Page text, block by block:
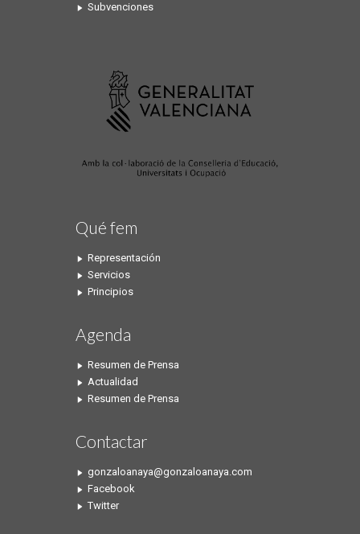
Subvenciones
Qué fem
Representación
Servicios
Principios
Agenda
Resumen de Prensa
Actualidad
Resumen de Prensa
Contactar
gonzaloanaya@gonzaloanaya.com
Facebook
Twitter